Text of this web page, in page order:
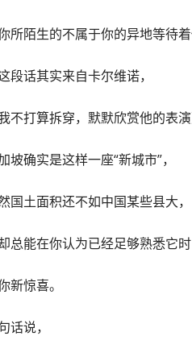
所陌生的不属于你的异地等待
这段话其实来自卡尔维诺，
不打算拆穿，默默欣赏他的表演
坡确实是这样一座“新城市”，
国土面积还不如中国某些县大，
总能在你认为已经足够熟悉它时
新惊喜。
话说，